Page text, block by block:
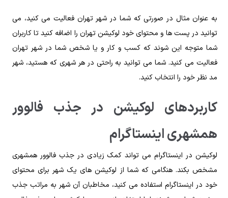
به عنوان مثال در صورتی که شما در شهر تهران فعالیت می کنید، می
توانید در پست ها و محتوای خود لوکیشن تهران را اضافه کنید تا کاربران
شما متوجه این شوند که کسب و کار و یا شخص شما در شهر تهران
فعالیت می کنید. شما می توانید به راحتی در هر شهری که هستید، شهر
مد نظر خود را انتخاب کنید.
کاربردهای لوکیشن در جذب فالوور
همشهری اینستاگرام
لوکیشن در اینستاگرام می تواند کمک زیادی در جذب فالوور همشهری
مشخص بکند. هنگامی که شما از لوکیشن های یک شهر برای محتوای
خود در اینستاگرام استفاده می کنید، مخاطبان آن شهر به مراتب جذب